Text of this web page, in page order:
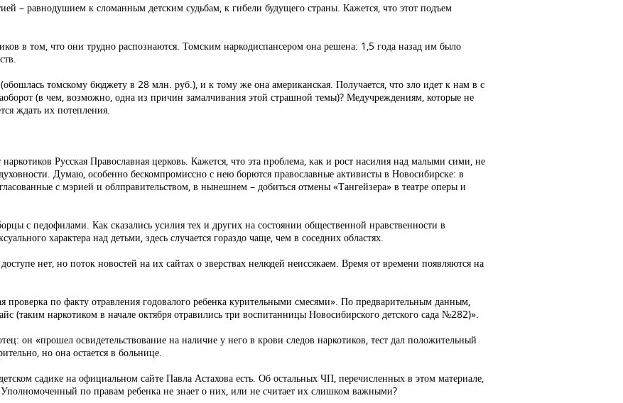
– равнодушием к сломанным детским судьбам, к гибели будущего страны. Кажется, что этот подъем
в том, что они трудно распознаются. Томским наркодиспансером она решена: 1,5 года назад им было
томскому бюджету в 28 млн. руб.), и к тому же она американская. Получается, что зло идет к нам в с
(в чем, возможно, одна из причин замалчивания этой страшной темы)? Медучреждениям, которые не
ждать их потепления.
Русская Православная церковь. Кажется, что эта проблема, как и рост насилия над малыми сими, не
Думаю, особенно бескомпромиссно с нею борются православные активисты в Новосибирске: в
с мэрией и облправительством, в нынешнем – добиться отмены «Тангейзера» в театре оперы и
с педофилами. Как сказались усилия тех и других на состоянии общественной нравственности в
характера над детьми, здесь случается гораздо чаще, чем в соседних областях.
нет, но поток новостей на их сайтах о зверствах нелюдей неиссякаем. Время от времени появляются на
проверка по факту отравления годовалого ребенка курительными смесями». По предварительным данным,
(таким наркотиком в начале октября отравились три воспитанницы Новосибирского детского сада №282)».
он «прошел освидетельствование на наличие у него в крови следов наркотиков, тест дал положительный
но она остается в больнице.
садике на официальном сайте Павла Астахова есть. Об остальных ЧП, перечисленных в этом материале,
по правам ребенка не знает о них, или не считает их слишком важными?